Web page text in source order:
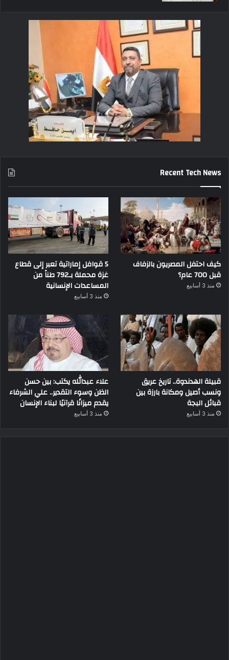
Recent Tech News
كيف احتفل المصريون بالزفاف
قبل 700 عام؟
منذ 3 أسابيع
5 قوافل إماراتية تعبر إلى قطاع
غزة محملة بـ792 طناً من
المساعدات الإنسانية
منذ 3 أسابيع
قبيلة الهدندوة.. تاريخ عريق
ونسب أصيل ومكانة بارزة بين
قبائل البجة
منذ 3 أسابيع
علاء عبدالله يكتب: بين حسن
الظن وسوء التقدير.. علي الشرفاء
يقدم ميزانًا قرآنيًا لبناء الإنسان
منذ 3 أسابيع